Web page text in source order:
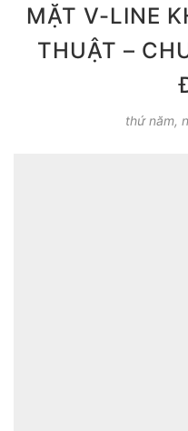
MẶT V-LINE
THUẬT –
thứ năm,